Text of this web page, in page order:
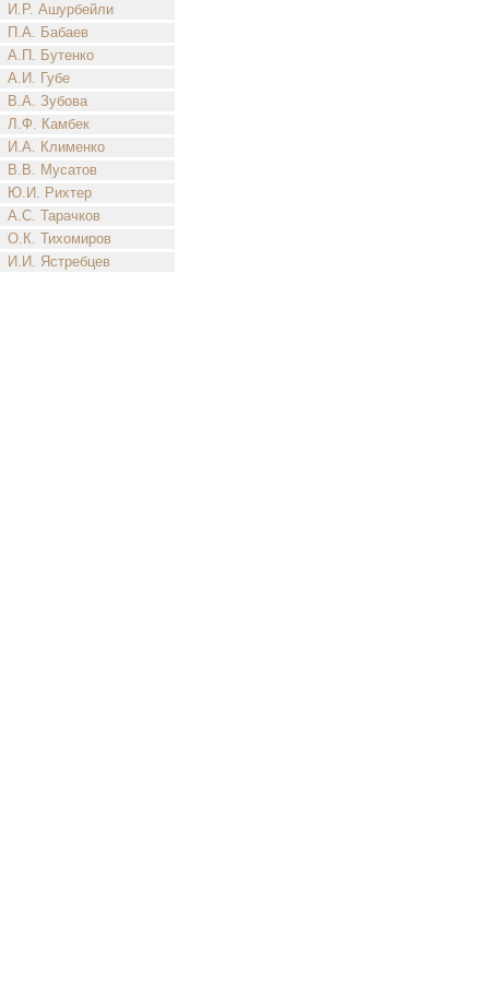
И.Р. Ашурбейли
П.А. Бабаев
А.П. Бутенко
А.И. Губе
В.А. Зубова
Л.Ф. Камбек
И.А. Клименко
В.В. Мусатов
Ю.И. Рихтер
А.С. Тарачков
О.К. Тихомиров
И.И. Ястребцев